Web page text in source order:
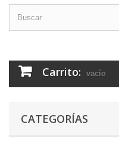
Carrito: vacío
CATEGORÍAS